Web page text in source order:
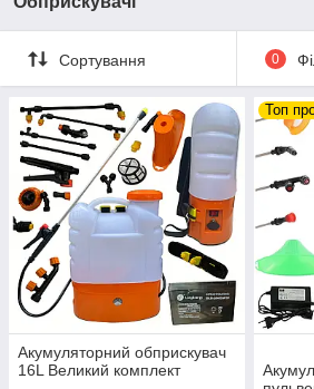
Сортування 0
Акумуляторний обприскувач
16L Великий комплект
Топ